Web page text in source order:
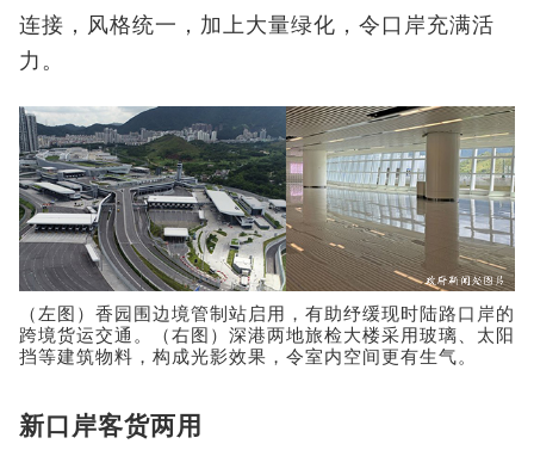
连接，风格统一，加上大量绿化，令口岸充满活
力。
（左图）香园围边境管制站启用，有助纾缓现时陆路口岸的
跨境货运交通。（右图）深港两地旅检大楼采用玻璃、太阳
挡等建筑物料，构成光影效果，令室内空间更有生气。
新口岸客货两用